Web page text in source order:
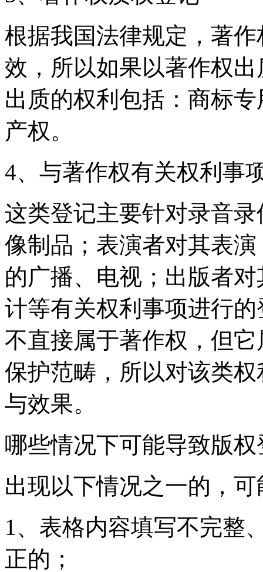
根据我国法律规定，著
效，所以如果以著作权
出质的权利包括：商标
产权。
4、与著作权有关权利事
这类登记主要针对录音
像制品；表演者对其表
的广播、电视；出版者
计等有关权利事项进行
不直接属于著作权，但
保护范畴，所以对该类
与效果。
哪些情况下可能导致版
出现以下情况之一的，
1、表格内容填写不完整
正的；